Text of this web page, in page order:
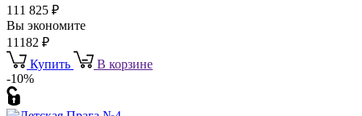
111 825 ₽
Вы экономите
11182 ₽
Купить
В корзине
-10%